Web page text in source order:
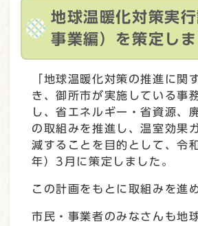
地球温暖化対策実
事業編）を策定し
「地球温暖化対策の推進に関
き、御所市が実施している事
し、省エネルギー・省資源、
の取組みを推進し、温室効果
減することを目的として、令
年）3月に策定しました。
この計画をもとに取組みを進
市民・事業者のみなさんも地